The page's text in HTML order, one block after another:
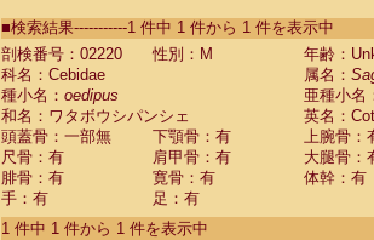
CebidaeSaguinus labiatus(0)
Cebidae Saguinus leucopus (0)
Cebidae
Cebidae
CebidaeSaguinus nigricollis (0)
Cebidae Saguinus oedipus
Cebidae Saguinus weddelli
Cebidae Saguinusspp.
Cebidae Aotus trivirgatus
Cebidae Cebus albifrons
■検索結果-----------1 件中 1 件から 1 件を表示中
剖検番号：02220
性別：M
年齢：
科名：Cebidae
属名：
種小名： oedipus
亜種小名
和名：ワタボウシパンシェ
英名：
頭蓋骨：一部無
下顎骨：有
上腕骨：
尺骨：有
肩甲骨：有
大腿骨：
腓骨：有
寛骨：有
体幹：有
手：有
足：有
1 件中 1 件から 1 件を表示中